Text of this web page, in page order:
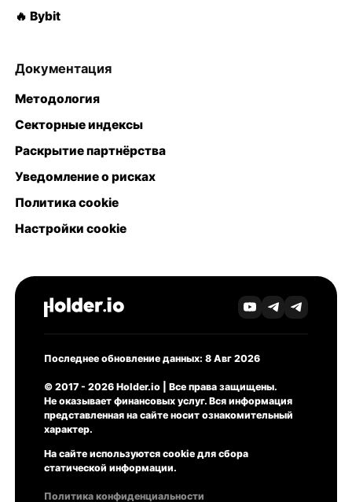
🔥 Bybit
Документация
Методология
Секторные индексы
Раскрытие партнёрства
Уведомление о рисках
Политика cookie
Настройки cookie
Последнее обновление данных: 8 Авг 2026
© 2017 - 2026 Holder.io | Все права защищены.
Не оказывает финансовых услуг. Вся информация
представленная на сайте носит ознакомительный
характер.
На сайте используются cookie для сбора
статической информации.
Политика конфиденциальности